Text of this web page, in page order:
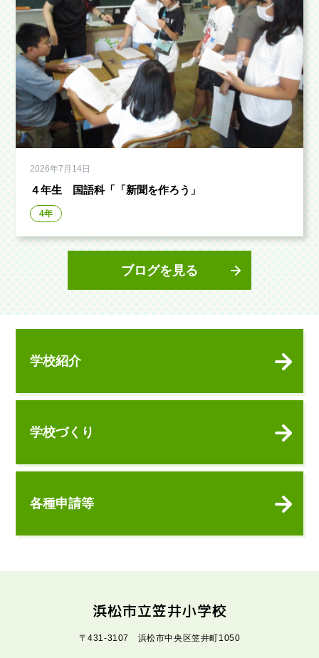
2026年7月14日
４年生 国語科「「新聞を作ろう」
4年
ブログを見る
学校紹介
学校づくり
各種申請等
浜松市立笠井小学校
〒431-3107 浜松市中央区笠井町1050